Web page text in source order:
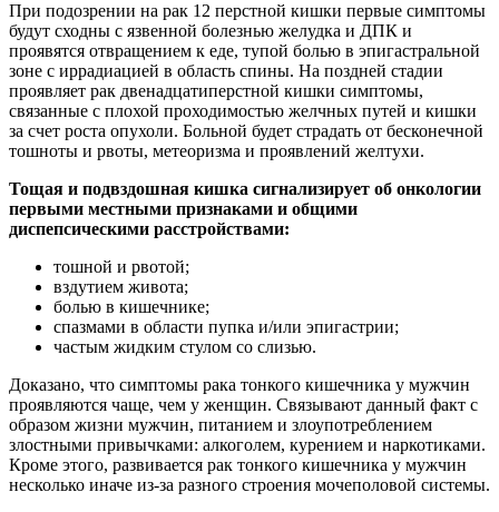
При подозрении на рак 12 перстной кишки первые симптомы
будут сходны с язвенной болезнью желудка и ДПК и
проявятся отвращением к еде, тупой болью в эпигастральной
зоне с иррадиацией в область спины. На поздней стадии
проявляет рак двенадцатиперстной кишки симптомы,
связанные с плохой проходимостью желчных путей и кишки
за счет роста опухоли. Больной будет страдать от бесконечной
тошноты и рвоты, метеоризма и проявлений желтухи.
Тощая и подвздошная кишка сигнализирует об онкологии
первыми местными признаками и общими
диспепсическими расстройствами:
тошной и рвотой;
вздутием живота;
болью в кишечнике;
спазмами в области пупка и/или эпигастрии;
частым жидким стулом со слизью.
Доказано, что симптомы рака тонкого кишечника у мужчин
проявляются чаще, чем у женщин. Связывают данный факт с
образом жизни мужчин, питанием и злоупотреблением
злостными привычками: алкоголем, курением и наркотиками.
Кроме этого, развивается рак тонкого кишечника у мужчин
несколько иначе из-за разного строения мочеполовой системы.